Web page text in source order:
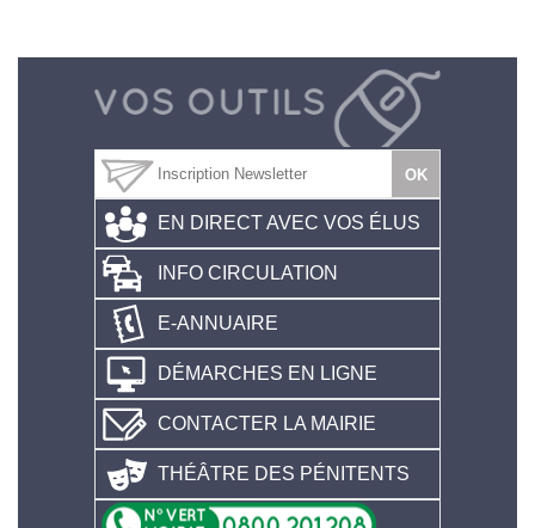
EN DIRECT AVEC VOS ÉLUS
INFO CIRCULATION
E-ANNUAIRE
DÉMARCHES EN LIGNE
CONTACTER LA MAIRIE
THÉÂTRE DES PÉNITENTS